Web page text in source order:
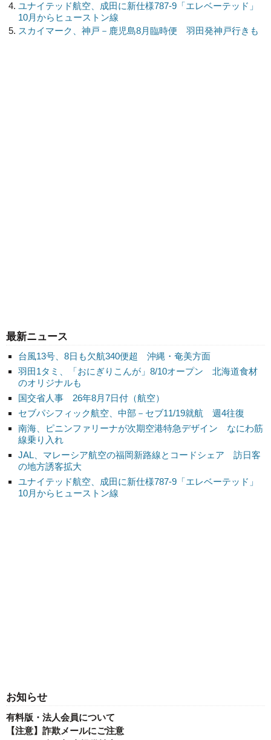
最新ニュース
台風13号、8日も欠航340便超 沖縄・奄美方面
羽田1タミ、「おにぎりこんが」8/10オープン 北海道食材
のオリジナルも
国交省人事 26年8月7日付（航空）
セブパシフィック航空、中部－セブ11/19就航 週4往復
南海、ピニンファリーナが次期空港特急デザイン なにわ筋
線乗り入れ
JAL、マレーシア航空の福岡新路線とコードシェア 訪日客
の地方誘客拡大
ユナイテッド航空、成田に新仕様787-9「エレベーテッド」
10月からヒューストン線
お知らせ
有料版・法人会員について
【注意】詐欺メールにご注意
ユナイテッド航空、成田に新仕様787-9「エレベーテッド」
10月からヒューストン線
スカイマーク、神戸－鹿児島8月臨時便 羽田発神戸行きも